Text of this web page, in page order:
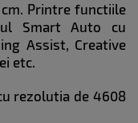
cm. Printre functiile
Smart Auto cu
Assist, Creative
etc.
rezolutia de 4608